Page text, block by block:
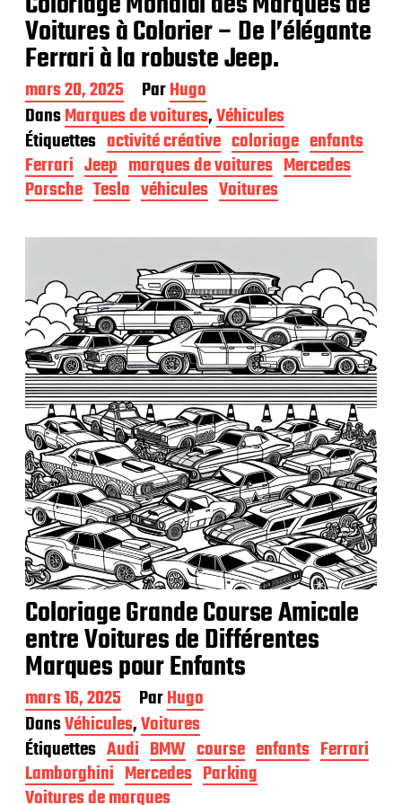
Voitures à Colorier – De l’élégante
Ferrari à la robuste Jeep.
D
a
t
e
d
e
p
b
a
t
i
o
n
mars 20, 2025 ParHugo
DansMarques de voitures,Véhicules
Étiquettes activité créative coloriage enfants
Ferrari Jeep marques de voitures Mercedes
Porsche Tesla véhicules Voitures
Coloriage Grande Course Amicale
entre Voitures de Différentes
Marques pour Enfants
D
a
t
e
d
e
mars 16, 2025 ParHugo
DansVéhicules,Voitures
Étiquettes Audi BMW course enfants Ferrari
Lamborghini Mercedes Parking
Voitures de marques